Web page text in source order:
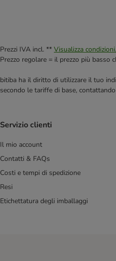
Prezzi IVA incl. ** Visualizza condizioni.
Prezzo regolare = il prezzo più
bitiba ha il diritto di utilizzare il tuo
secondo le tariffe di base,
Servizio clienti
Il mio account
Contatti & FAQs
Costi e tempi di spedizione
Resi
Etichettatura degli imballaggi